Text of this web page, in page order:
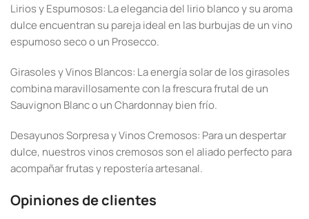
Lirios y Espumosos: La elegancia del lirio blanco y su aroma
dulce encuentran su pareja ideal en las burbujas de un vino
espumoso seco o un Prosecco.
Girasoles y Vinos Blancos: La energía solar de los girasoles
combina maravillosamente con la frescura frutal de un
Sauvignon Blanc o un Chardonnay bien frío.
Desayunos Sorpresa y Vinos Cremosos: Para un despertar
dulce, nuestros vinos cremosos son el aliado perfecto para
acompañar frutas y repostería artesanal.
Opiniones de clientes